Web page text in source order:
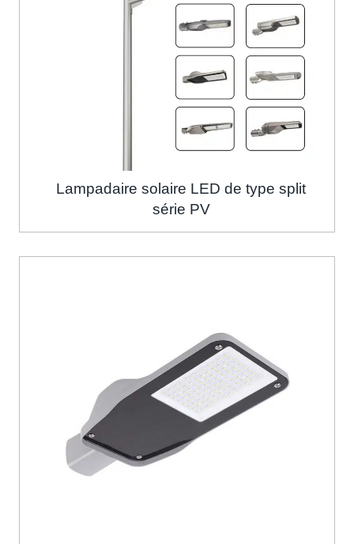
Lampadaire solaire LED de type split
série PV